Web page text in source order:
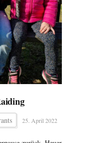
25. April 2022